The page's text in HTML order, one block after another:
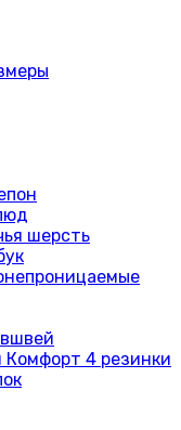
шерсть
Комфорт 4 резинки